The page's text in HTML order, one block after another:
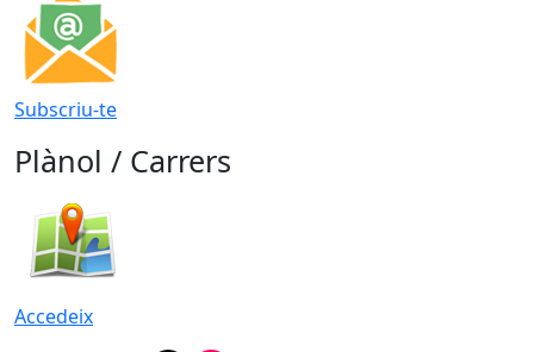
Subscriu-te
Plànol / Carrers
Accedeix